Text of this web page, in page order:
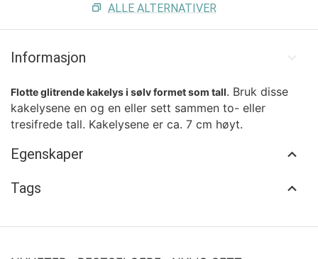
ALLE ALTERNATIVER
Informasjon
Flotte glitrende kakelys i sølv formet som tall. Bruk disse
kakelysene en og en eller sett sammen to- eller
tresifrede tall. Kakelysene er ca. 7 cm høyt.
Egenskaper
Tags